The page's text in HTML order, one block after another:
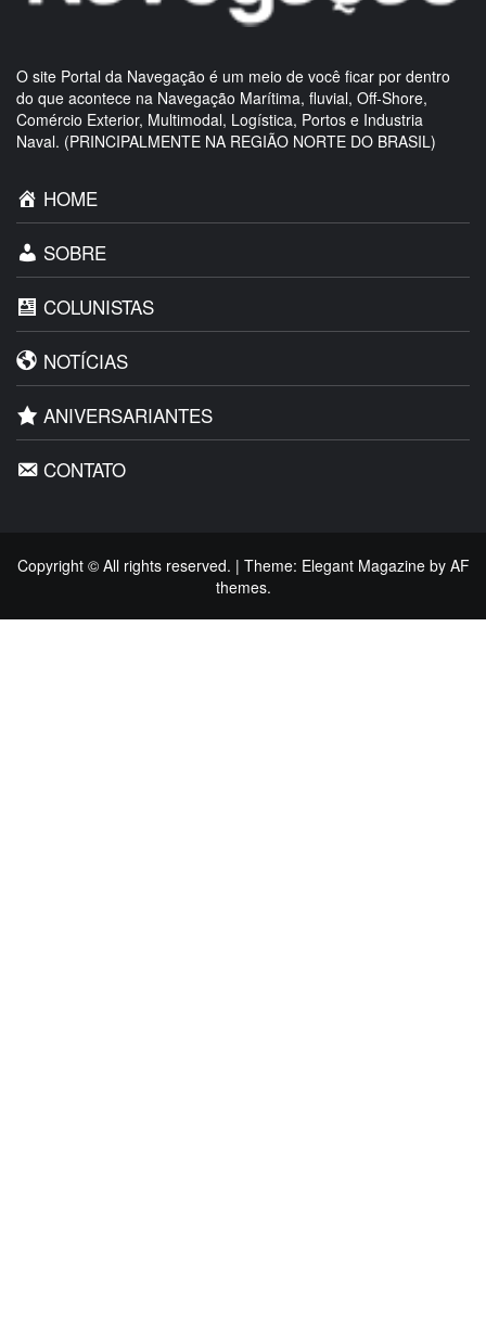
O site Portal da Navegação é um meio de você ficar por dentro
do que acontece na Navegação Marítima, fluvial, Off-Shore,
Comércio Exterior, Multimodal, Logística, Portos e Industria
Naval. (PRINCIPALMENTE NA REGIÃO NORTE DO BRASIL)
HOME
SOBRE
COLUNISTAS
NOTÍCIAS
ANIVERSARIANTES
CONTATO
Copyright © All rights reserved. | Theme: Elegant Magazineby AF
themes.